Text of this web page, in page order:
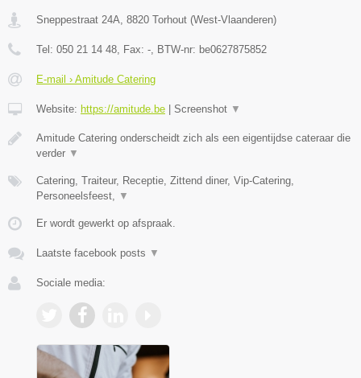
Sneppestraat 24A 8820 Torhout (West-Vlaanderen)
Tel: 050 21 14 48 , Fax: - , BTW-nr: be0627875852
E-mail › Amitude Catering
Website: https://amitude.be | Screenshot ▼
Amitude Catering onderscheidt zich als een eigentijdse cateraar die
verder ▼
Catering, Traiteur, Receptie, Zittend diner, Vip-Catering,
Personeelsfeest,
▼
Er wordt gewerkt op afspraak.
Laatste facebook posts ▼
Sociale media: